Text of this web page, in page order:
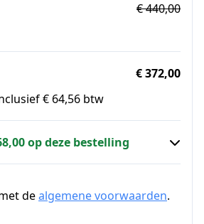
€ 440,00
€ 372,00
€ 64,56 btw
op deze bestelling
dealgemene voorwaarden.